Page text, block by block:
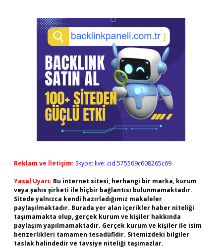
Reklam ve İletişim: Skype: live:.cid.575569c608265c69
Yasal Uyarı: Bu internet sitesi, herhangi bir marka, kurum
veya şahıs şirketi ile hiçbir bağlantısı bulunmamaktadır.
Sitede yalnızca kendi hazırladığımız makaleler
paylaşılmaktadır. Burada yer alan içerikler haber niteliği
taşımamakta olup, gerçek kurum ve kişiler hakkında
paylaşım yapılmamaktadır. Gerçek kurum ve kişiler ile isim
benzerlikleri tamamen tesadüfidir. Sitemizdeki bilgiler
taslak halindedir ve tavsiye niteliği taşımazlar.